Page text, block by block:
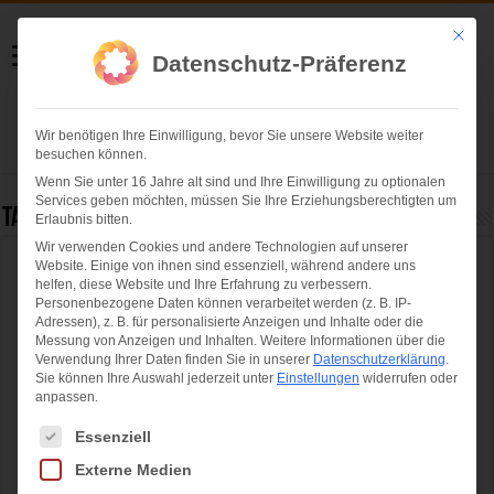
Helmut Swoboda
Fotografie
Herzlich willkommen
Tag Archives:
KONEN weckt in München WONDERLUST
Mit
Datenschutz-Präferenz
Wir benötigen Ihre Einwilligung, bevor Sie unsere Website weiter
besuchen können.
Wenn Sie unter 16 Jahre alt sind und Ihre Einwilligung zu optionalen
Services geben möchten, müssen Sie Ihre Erziehungsberechtigten um
Erlaubnis bitten.
Wir verwenden Cookies und andere Technologien auf unserer
Website. Einige von ihnen sind essenziell, während andere uns
helfen, diese Website und Ihre Erfahrung zu verbessern.
Personenbezogene Daten können verarbeitet werden (z. B. IP-
Adressen), z. B. für personalisierte Anzeigen und Inhalte oder die
Messung von Anzeigen und Inhalten. Weitere Informationen über die
Verwendung Ihrer Daten finden Sie in unserer Datenschutzerklärung.
Sie können Ihre Auswahl jederzeit unter Einstellungen widerrufen oder
anpassen.
Es folgt eine Liste der Service-Gruppen, für die eine Einwilligung
Essenziell
Externe Medien